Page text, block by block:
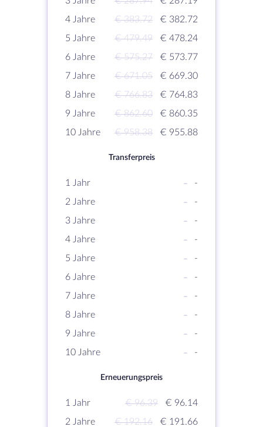
4 Jahre
€ 383.72
€ 382.72
5 Jahre
€ 479.49
€ 478.24
6 Jahre
€ 575.27
€ 573.77
7 Jahre
€ 671.05
€ 669.30
8 Jahre
€ 766.83
€ 764.83
9 Jahre
€ 862.60
€ 860.35
10 Jahre
€ 958.38 € 955.88
Transferpreis
1 Jahr -
-
2 Jahre
-
-
3 Jahre
-
-
4 Jahre
-
-
5 Jahre
-
-
6 Jahre
-
-
7 Jahre
-
-
8 Jahre
-
-
9 Jahre
-
-
10 Jahre
- -
Erneuerungspreis
1 Jahr € 96.39
€ 96.14
2 Jahre
€ 192.16
€ 191.66